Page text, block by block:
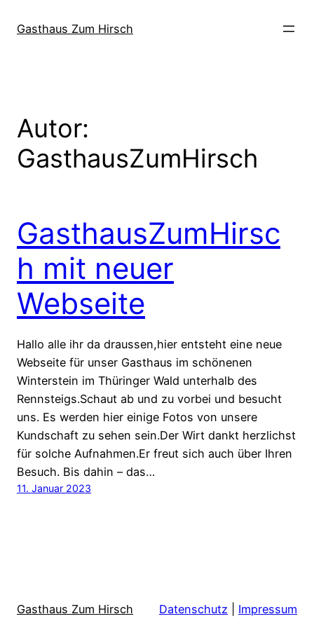
zumGasthaus Zum Hirsch
Autor:
GasthausZumHirsch
GasthausZumHirsc
h mit neuer
Webseite
Hallo alle ihr da draussen,hier entsteht eine neue
Webseite für unser Gasthaus im schönenen
Winterstein im Thüringer Wald unterhalb des
Rennsteigs.Schaut ab und zu vorbei und besucht
uns. Es werden hier einige Fotos von unsere
Kundschaft zu sehen sein.Der Wirt dankt herzlichst
für solche Aufnahmen.Er freut sich auch über Ihren
Besuch. Bis dahin – das…
11. Januar 2023
Gasthaus Zum Hirsch Datenschutz Impressum